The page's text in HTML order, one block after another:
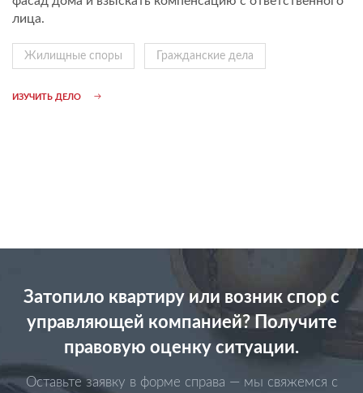
лица.
Жилищные споры Гражданские дела
ИЗУЧИТЬ ДЕЛО
Затопило квартиру или возник спор с
управляющей компанией? Получите
правовую оценку ситуации.
Оставьте заявку в форме справа — мы свяжемся с